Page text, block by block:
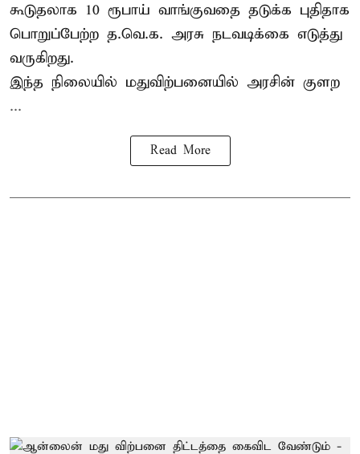
கூடுதலாக 10 ரூபாய் வாங்குவதை தடுக்க புதிதாக
பொறுப்பேற்ற த.வெ.க. அரசு நடவடிக்கை எடுத்து
வருகிறது.
இந்த நிலையில் மதுவிற்பனையில் அரசின் குளற
...
Read More